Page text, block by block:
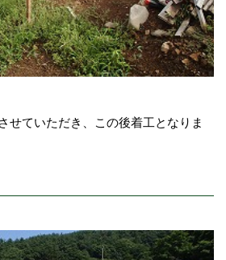
せていただき、この後着工となりま